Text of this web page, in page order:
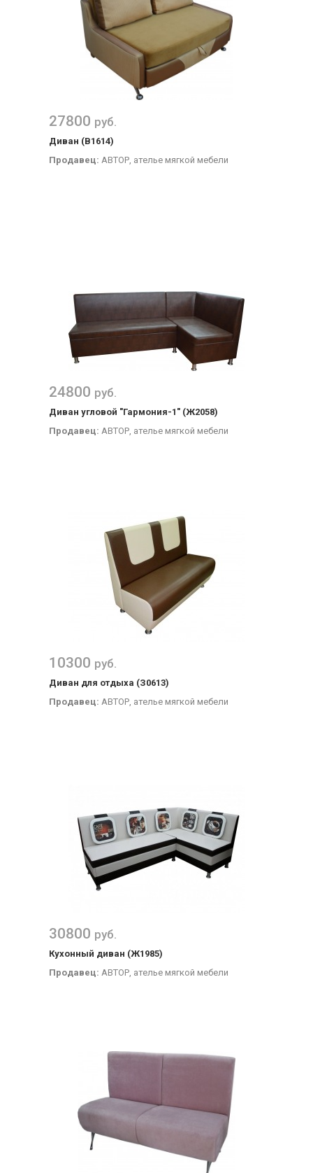
27800 руб.
Диван (В1614)
Продавец: АВТОР, ателье мягкой мебели
24800 руб.
Диван угловой "Гармония-1" (Ж2058)
Продавец: АВТОР, ателье мягкой мебели
10300 руб.
Диван для отдыха (З0613)
Продавец: АВТОР, ателье мягкой мебели
30800 руб.
Кухонный диван (Ж1985)
Продавец: АВТОР, ателье мягкой мебели